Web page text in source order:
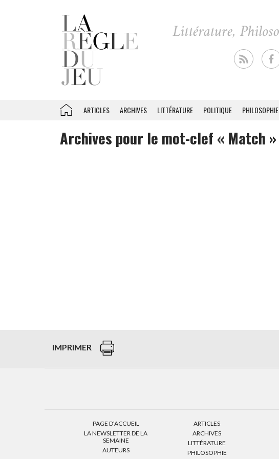
ARTICLES ARCHIVES LITTÉRATURE POLITIQUE PHILOSOPHIE
Archives pour le mot-clef « Match »
IMPRIMER
PAGE D’ACCUEIL
LA NEWSLETTER DE LA
SEMAINE
AUTEURS
ARTICLES
ARCHIVES
LITTÉRATURE
PHILOSOPHIE